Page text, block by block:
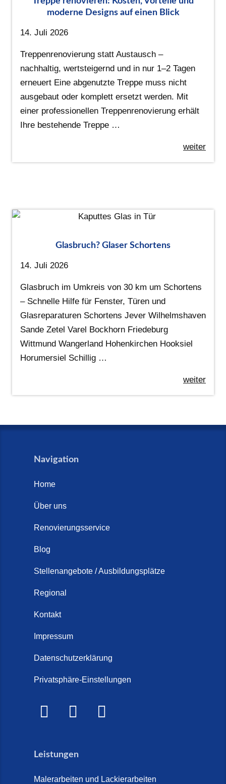
moderne Designs auf einen Blick
14. Juli 2026
Treppenrenovierung statt Austausch –
nachhaltig, wertsteigernd und in nur 1–2 Tagen
erneuert Eine abgenutzte Treppe muss nicht
ausgebaut oder komplett ersetzt werden. Mit
einer professionellen Treppenrenovierung erhält
Ihre bestehende Treppe …
weiter
Glasbruch? Glaser Schortens
14. Juli 2026
Glasbruch im Umkreis von 30 km um Schortens
– Schnelle Hilfe für Fenster, Türen und
Glasreparaturen Schortens Jever Wilhelmshaven
Sande Zetel Varel Bockhorn Friedeburg
Wittmund Wangerland Hohenkirchen Hooksiel
Horumersiel Schillig …
weiter
Navigation
Home
Über uns
Renovierungsservice
Blog
Stellenangebote / Ausbildungsplätze
Regional
Kontakt
Impressum
Datenschutzerklärung
Privatsphäre-Einstellungen
Leistungen
Malerarbeiten und Lackierarbeiten